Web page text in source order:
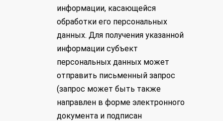
информации, касающейся
обработки его персональных
данных. Для получения указанной
информации субъект
персональных данных может
отправить письменный запрос
(запрос может быть также
направлен в форме электронного
документа и подписан